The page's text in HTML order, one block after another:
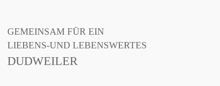
GEMEINSAM FÜR EIN
LIEBENS-UND LEBENSWERTES
DUDWEILER